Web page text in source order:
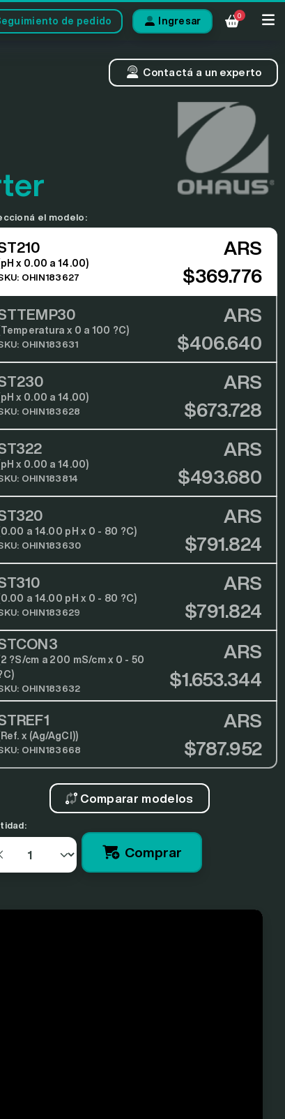
de pedido Ingresar
0
Contactá a un experto
el modelo:
x 0.00 a 14.00)
OHIN183627
ARS
$369.776
x 0 a 100 ?C)
OHIN183631
ARS
$406.640
x 0.00 a 14.00)
OHIN183628
ARS
$673.728
x 0.00 a 14.00)
OHIN183814
ARS
$493.680
a 14.00 pH x 0 - 80 ?C)
OHIN183630
ARS
$791.824
a 14.00 pH x 0 - 80 ?C)
OHIN183629
ARS
$791.824
?S/cm a 200 mS/cm x 0 - 50
OHIN183632
ARS
$1.653.344
x (Ag/AgCl))
OHIN183668
ARS
$787.952
Comparar modelos
Comprar